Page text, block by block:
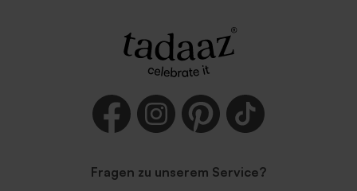
Fragen zu unserem Service?